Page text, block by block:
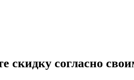
скидку согласно